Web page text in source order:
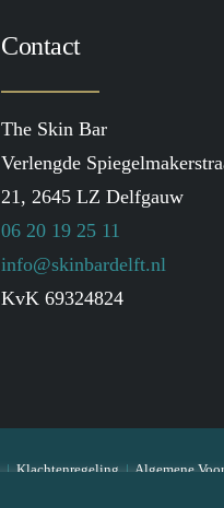
Contact
The Skin Bar
Verlengde
21, 2645 LZ Delfgauw
06 20 19 25 11
info@skinbardelft.nl
KvK 69324824
| Klachtenregeling | Algemene